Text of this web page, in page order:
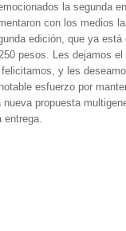
la segunda
con los medios
edición, que ya
pesos. Les dejamos
y les
esfuerzo por
propuesta
entrega.